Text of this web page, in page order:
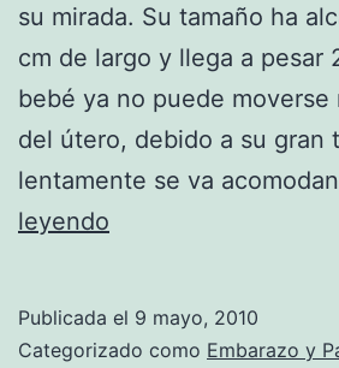
su mirada. Su tamaño ha
cm de largo y llega a pesar
bebé ya no puede moverse
del útero, debido a su gran
lentamente se va
leyendo
de
Publicada el 9 mayo, 2010
Categorizado como Embarazo y